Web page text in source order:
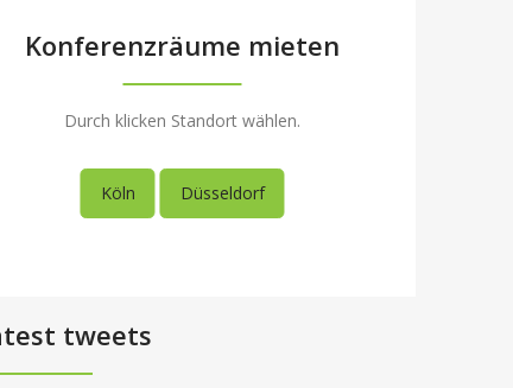
Konferenzräume mieten
Durch klicken Standort wählen.
Köln Düsseldorf
tweets